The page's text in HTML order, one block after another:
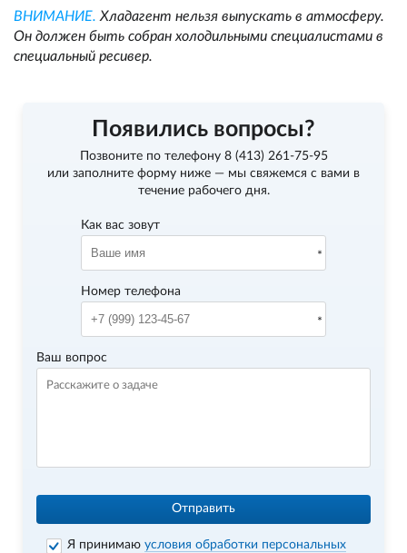
ВНИМАНИЕ. Хладагент нельзя выпускать в атмосферу.
Он должен быть собран холодильными специалистами в
специальный ресивер.
Появились вопросы?
Позвоните по телефону 8 (413) 261-75-95
или заполните форму ниже — мы свяжемся с вами в
течение рабочего дня.
Как вас зовут
Номер телефона
Ваш вопрос
Отправить
Я принимаюусловия обработки персональных